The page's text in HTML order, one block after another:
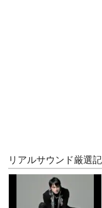
リアルサウンド厳選